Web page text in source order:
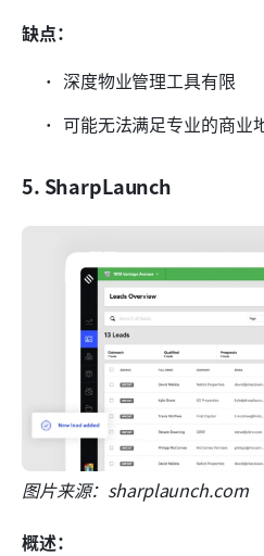
缺点：
深度物业管理工具有限
可能无法满足专业的商业
5. SharpLaunch
图片来源：sharplaunch.com
概述：